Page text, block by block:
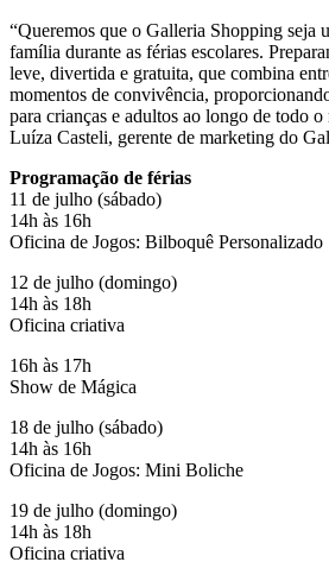
“Queremos que o Galleria Shopping seja
família durante as férias escolares.
leve, divertida e gratuita, que combina
momentos de convivência,
para crianças e adultos ao longo de todo
Luíza Casteli, gerente de marketing do
Programação de férias
11 de julho (sábado)
14h às 16h
Oficina de Jogos: Bilboquê Personalizado
12 de julho (domingo)
14h às 18h
Oficina criativa
16h às 17h
Show de Mágica
18 de julho (sábado)
14h às 16h
Oficina de Jogos: Mini Boliche
19 de julho (domingo)
14h às 18h
Oficina criativa